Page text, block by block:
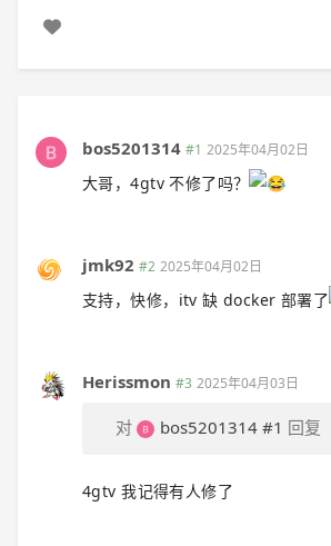
bos5201314 #1 2025年04月02日
大哥，4gtv 不修了吗？
jmk92 #2 2025年04月02日
支持，快修，itv 缺 docker 部署了
Herissmon #3 2025年04月03日
对 bos5201314 #1 回复
4gtv 我记得有人修了